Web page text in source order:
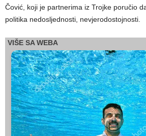
Čović, koji je partnerima iz Trojke poručio
politika nedosljednosti, nevjerodostojnosti.